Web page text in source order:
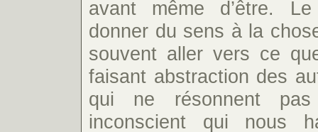
avant même d’être.
donner du sens à la
souvent aller vers ce
faisant abstraction des
qui ne résonnent pas
inconscient qui nous